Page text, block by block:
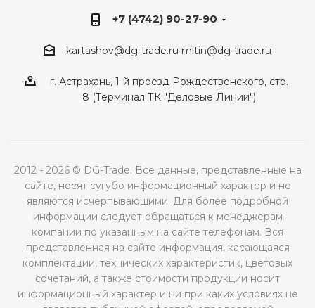
+7 (4742) 90-27-90
kartashov@dg-trade.ru mitin@dg-trade.ru
г. Астрахань, 1-й проезд Рождественского, стр.
8 (Терминал ТК "Деловые Линии")
2012 - 2026 © DG-Trade. Все данные, представленные на
сайте, носят сугубо информационный характер и не
являются исчерпывающими. Для более подробной
информации следует обращаться к менеджерам
компании по указанным на сайте телефонам. Вся
представленная на сайте информация, касающаяся
комплектации, технических характеристик, цветовых
сочетаний, а также стоимости продукции носит
информационный характер и ни при каких условиях не